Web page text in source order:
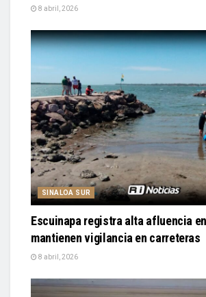
8 abril, 2026
SINALOA SUR
Escuinapa registra alta afluencia
mantienen vigilancia en carreteras
8 abril, 2026